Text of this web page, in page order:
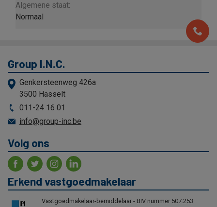
Algemene staat:
Normaal
Group I.N.C.
Genkersteenweg 426a
3500 Hasselt
011-24 16 01
info@group-inc.be
Volg ons
Erkend vastgoedmakelaar
Vastgoedmakelaar-bemiddelaar - BIV nummer 507.253